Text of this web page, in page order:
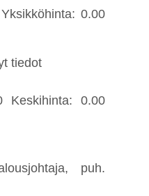
0.00
tiedot
Keskihinta: 0.00
puh.